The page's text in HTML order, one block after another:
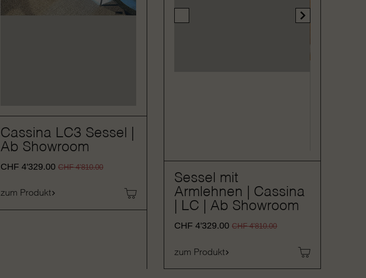
Cassina LC3 Sessel |
Ab Showroom
CHF 4'329.00 CHF4'810.00
zum Produkt
Sessel mit
Armlehnen | Cassina
| LC | Ab Showroom
CHF 4'329.00 CHF4'810.00
zum Produkt